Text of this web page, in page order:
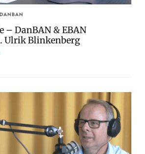
– DanBAN & EBAN
Ulrik Blinkenberg